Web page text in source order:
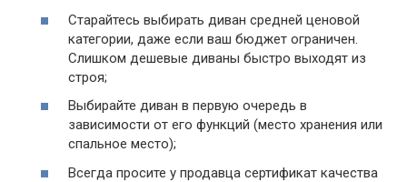
Старайтесь выбирать диван средней ценовой
категории, даже если ваш бюджет ограничен.
Слишком дешевые диваны быстро выходят из
строя;
Выбирайте диван в первую очередь в
зависимости от его функций (место хранения или
спальное место);
Всегда просите у продавца сертификат качества